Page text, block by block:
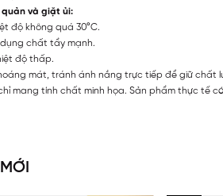
quản và giặt ủi:
độ không quá 30°C.
dụng chất tẩy mạnh.
độ thấp.
mát, tránh ánh nắng trực tiếp để giữ chất
mang tính chất minh họa. Sản phẩm thực tế